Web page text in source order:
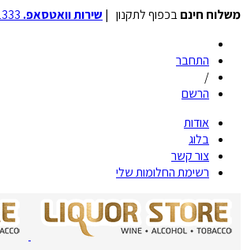
משלוח חינםבכפוף לתקנון | שירות וואטסאפ.
התחבר
/
הרשם
אודות
בלוג
צור קשר
רשימת החלומות שלי